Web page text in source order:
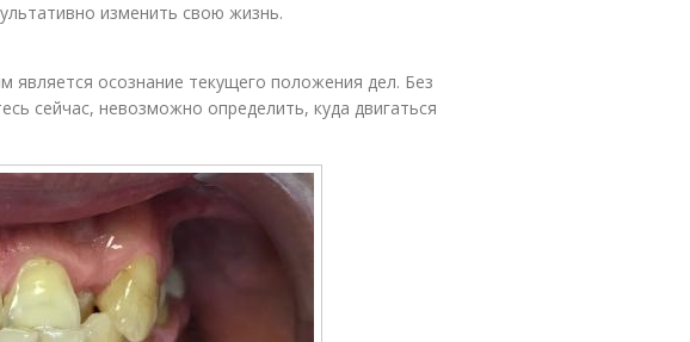
изменить свою жизнь.
является осознание текущего положения дел. Без
сейчас, невозможно определить, куда двигаться